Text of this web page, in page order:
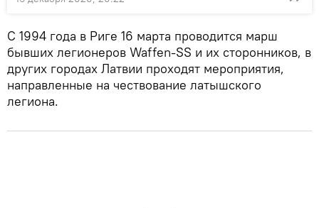
С 1994 года в Риге 16 марта проводится марш
бывших легионеров Waffen-SS и их сторонников, в
других городах Латвии проходят мероприятия,
направленные на чествование латышского
легиона.